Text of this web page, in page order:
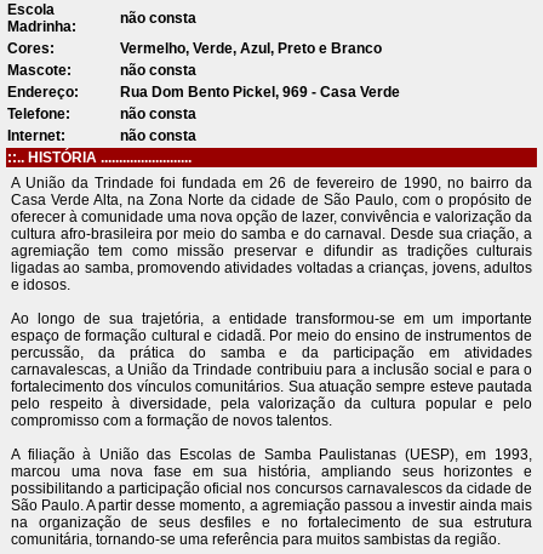
Escola
Madrinha:
não consta
Cores:
Vermelho, Verde, Azul, Preto e Branco
Mascote:
não consta
Endereço:
Rua Dom Bento Pickel, 969 - Casa Verde
Telefone:
não consta
Internet:
não consta
::.. HISTÓRIA .........................
A União da Trindade foi fundada em 26 de fevereiro de 1990, no bairro da
Casa Verde Alta, na Zona Norte da cidade de São Paulo, com o propósito de
oferecer à comunidade uma nova opção de lazer, convivência e valorização da
cultura afro-brasileira por meio do samba e do carnaval. Desde sua criação, a
agremiação tem como missão preservar e difundir as tradições culturais
ligadas ao samba, promovendo atividades voltadas a crianças, jovens, adultos
e idosos.
Ao longo de sua trajetória, a entidade transformou-se em um importante
espaço de formação cultural e cidadã. Por meio do ensino de instrumentos de
percussão, da prática do samba e da participação em atividades
carnavalescas, a União da Trindade contribuiu para a inclusão social e para o
fortalecimento dos vínculos comunitários. Sua atuação sempre esteve pautada
pelo respeito à diversidade, pela valorização da cultura popular e pelo
compromisso com a formação de novos talentos.
A filiação à União das Escolas de Samba Paulistanas (UESP), em 1993,
marcou uma nova fase em sua história, ampliando seus horizontes e
possibilitando a participação oficial nos concursos carnavalescos da cidade de
São Paulo. A partir desse momento, a agremiação passou a investir ainda mais
na organização de seus desfiles e no fortalecimento de sua estrutura
comunitária, tornando-se uma referência para muitos sambistas da região.